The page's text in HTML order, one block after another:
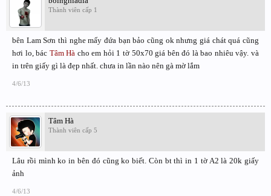
Thành viên cấp 1
bên Lam Sơn thì nghe mấy đứa bạn bảo cũng ok nhưng giá chát quá cũng
hơi lo, bác Tâm Hà cho em hỏi 1 tờ 50x70 giá bên đó là bao nhiêu vậy. và
in trên giấy gì là đẹp nhất. chưa in lần nào nên gà mờ lắm
4/6/13
Tâm Hà
Thành viên cấp 5
Lâu rồi mình ko in bên đó cũng ko biết. Còn bt thì in 1 tờ A2 là 20k giấy
ảnh
4/6/13